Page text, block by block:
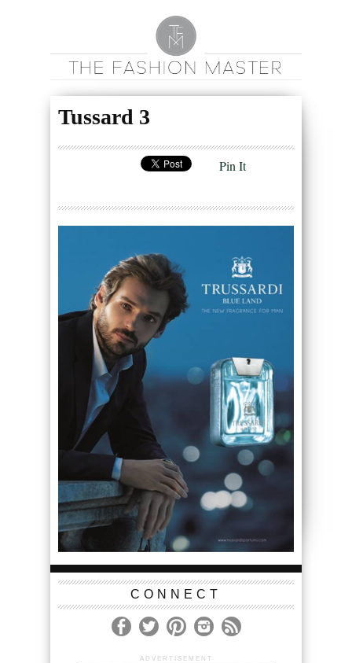
Tussard 3
Pin It
CONNECT
ADVERTISEMENT